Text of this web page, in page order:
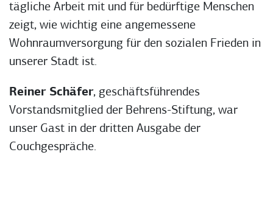
tägliche Arbeit mit und für bedürftige Menschen
zeigt, wie wichtig eine angemessene
Wohnraumversorgung für den sozialen Frieden in
unserer Stadt ist.
Reiner Schäfer, geschäftsführendes
Vorstandsmitglied der Behrens-Stiftung, war
unser Gast in der dritten Ausgabe der
Couchgespräche.